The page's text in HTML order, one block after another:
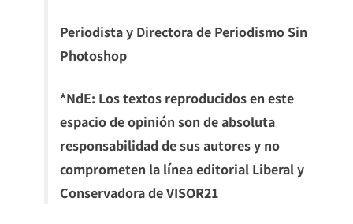
Periodista y Directora de Periodismo Sin
Photoshop
*NdE: Los textos reproducidos en este
espacio de opinión son de absoluta
responsabilidad de sus autores y no
comprometen la línea editorial Liberal y
Conservadora de VISOR21